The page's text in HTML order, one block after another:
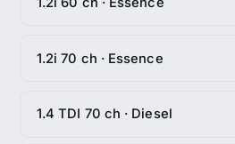
1.2i 70 ch · Essence
1.4 TDI 70 ch · Diesel